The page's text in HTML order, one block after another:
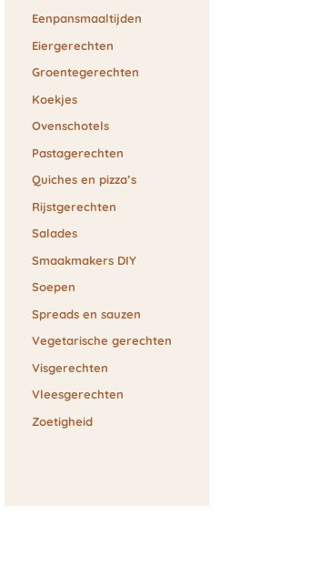
Eenpansmaaltijden
Eiergerechten
Groentegerechten
Koekjes
Ovenschotels
Pastagerechten
Quiches en pizza’s
Rijstgerechten
Salades
Smaakmakers DIY
Soepen
Spreads en sauzen
Vegetarische gerechten
Visgerechten
Vleesgerechten
Zoetigheid